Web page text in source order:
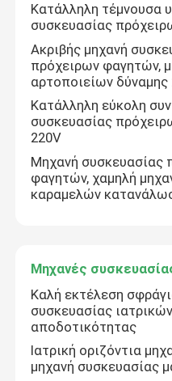
Κατάλληλη τέμνουσα
συσκευασίας
Ακριβής μηχανή
πρόχειρων φαγητών,
αρτοποιείων
Κατάλληλη εύκολη
συσκευασίας
220V
Μηχανή συσκευασίας
φαγητών, χαμηλή
καραμελών
Μηχανές
Καλή εκτέλεση
συσκευασίας
αποδοτικότητας
Ιατρική οριζόντια
μηχανή συσκευασίας